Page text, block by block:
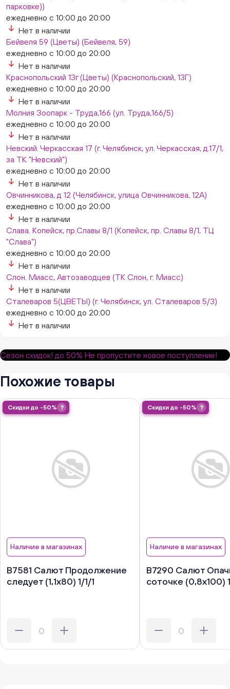
парковке))
ежедневно с 10:00 до 20:00
Нет в наличии
Бейвеля 59 (Цветы) (Бейвеля, 59)
ежедневно с 10:00 до 20:00
Нет в наличии
Краснопольский 13г (Цветы) (Краснопольский, 13Г)
ежедневно с 10:00 до 20:00
Нет в наличии
Молния Зоопарк - Труда,166 (ул. Труда,166/5)
ежедневно с 10:00 до 20:00
Нет в наличии
Невский. Черкасская 17 (г. Челябинск, ул. Черкасская, д.17/1,
за ТК "Невский")
ежедневно с 10:00 до 20:00
Нет в наличии
Овчинникова, д 12 (Челябинск, улица Овчинникова, 12А)
ежедневно с 10:00 до 20:00
Нет в наличии
Слава. Копейск, пр.Славы 8/1 (Копейск, пр. Славы 8/1, ТЦ
"Слава")
ежедневно с 10:00 до 20:00
Нет в наличии
Слон. Миасс, Автозаводцев (ТК Слон, г. Миасс)
Нет в наличии
Сталеваров 5(ЦВЕТЫ) (г. Челябинск, ул. Сталеваров 5/3)
ежедневно с 10:00 до 20:00
Нет в наличии
Сезон скидок! до 50% Не пропустите новое поступление!
Похожие товары
Скидки до -50% ?
Наличие в магазинах
В7581 Салют Продолжение
следует (1,1х80) 1/1/1
Скидки до -50% ?
Наличие в магазинах
В7290 Салют
соточке (0,8х100)